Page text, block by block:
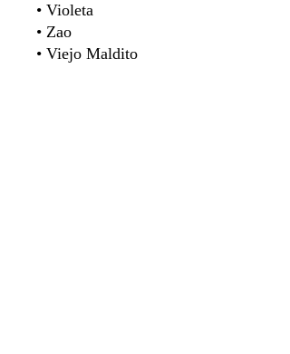
• Violeta
• Zao
• Viejo Maldito